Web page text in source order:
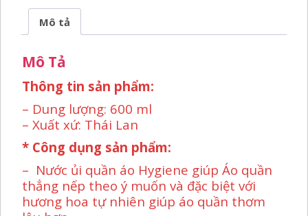
Mô tả
Mô Tả
Thông tin sản phẩm:
– Dung lượng: 600 ml
– Xuất xứ: Thái Lan
* Công dụng sản phẩm:
– Nước ủi quần áo Hygiene giúp Áo quần
thẳng nếp theo ý muốn và đặc biệt với
hương hoa tự nhiên giúp áo quần thơm